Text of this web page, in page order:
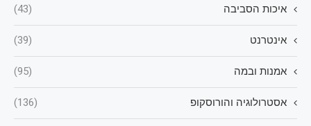
איכות הסביבה (43)
אינטרנט (39)
אמנות ובמה (95)
אסטרולוגיה והורוסקופ (136)